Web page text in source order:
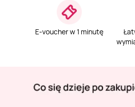
Masaż
E-voucher w 1 minutę